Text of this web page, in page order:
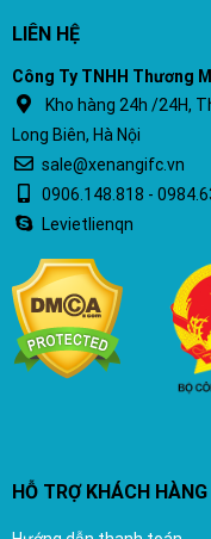
LIÊN HỆ
Công Ty TNHH Thương
Kho hàng 24h /24H,
Long Biên, Hà Nội
sale@xenangifc.vn
0906.148.818 -
Levietlienqn
HỖ TRỢ KHÁCH HÀNG